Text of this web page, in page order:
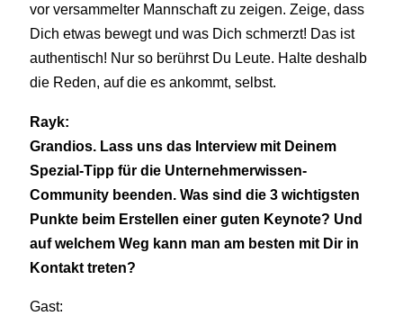
vor versammelter Mannschaft zu zeigen. Zeige, dass
Dich etwas bewegt und was Dich schmerzt! Das ist
authentisch! Nur so berührst Du Leute. Halte deshalb
die Reden, auf die es ankommt, selbst.
Rayk:
Grandios. Lass uns das Interview mit Deinem
Spezial-Tipp für die Unternehmerwissen-
Community beenden. Was sind die 3 wichtigsten
Punkte beim Erstellen einer guten Keynote? Und
auf welchem Weg kann man am besten mit Dir in
Kontakt treten?
Gast: